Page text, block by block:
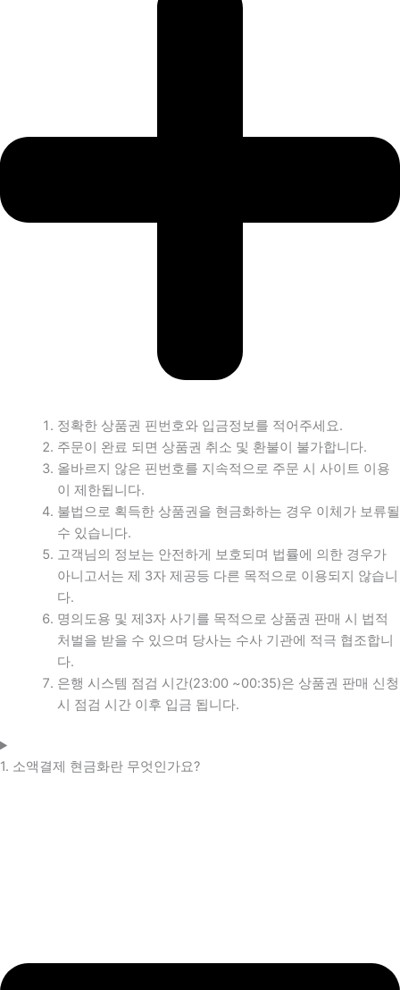
정확한 상품권 핀번호와 입금정보를 적어주세요.
주문이 완료 되면 상품권 취소 및 환불이 불가합니다.
올바르지 않은 핀번호를 지속적으로 주문 시 사이트 이용
이 제한됩니다.
불법으로 획득한 상품권을 현금화하는 경우 이체가 보류될
수 있습니다.
고객님의 정보는 안전하게 보호되며 법률에 의한 경우가
아니고서는 제 3자 제공등 다른 목적으로 이용되지 않습니
다.
명의도용 및 제3자 사기를 목적으로 상품권 판매 시 법적
처벌을 받을 수 있으며 당사는 수사 기관에 적극 협조합니
다.
은행 시스템 점검 시간(23:00 ~00:35)은 상품권 판매 신청
시 점검 시간 이후 입금 됩니다.
1. 소액결제 현금화란 무엇인가요?